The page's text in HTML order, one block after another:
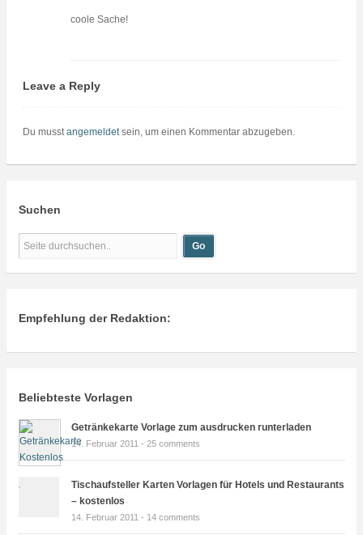
coole Sache!
Leave a Reply
Du musst angemeldet sein, um einen Kommentar abzugeben.
Suchen
Empfehlung der Redaktion:
Beliebteste Vorlagen
Getränkekarte Vorlage zum ausdrucken runterladen
14. Februar 2011 - 25 comments
Tischaufsteller Karten Vorlagen für Hotels und Restaurants
– kostenlos
14. Februar 2011 - 14 comments